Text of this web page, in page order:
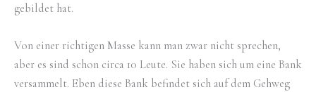
gebildet hat.
Von einer richtigen Masse kann man zwar nicht sprechen,
aber es sind schon circa 10 Leute. Sie haben sich um eine Bank
versammelt. Eben diese Bank befindet sich auf dem Gehweg